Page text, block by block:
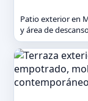
Patio exterior en
y área de